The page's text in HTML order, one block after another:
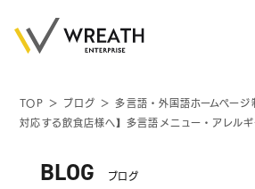
TOP ＞ ブログ ＞多言語・外国語ホームページ
対応する飲食店様へ】多言語メニュー・アレル
BLOG ブログ